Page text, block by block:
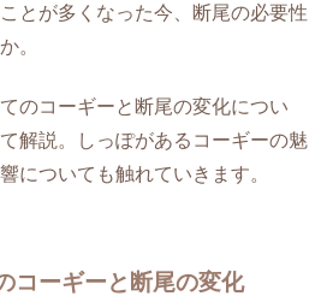
とが多くなった今、断尾の必要性
。
のコーギーと断尾の変化につい
解説。しっぽがあるコーギーの魅
についても触れていきます。
コーギーと断尾の変化